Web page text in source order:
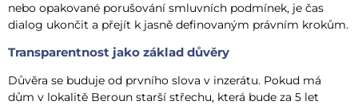
nebo opakované porušování smluvních podmínek, je čas
dialog ukončit a přejít k jasně definovaným právním krokům.
Transparentnost jako základ důvěry
Důvěra se buduje od prvního slova v inzerátu. Pokud má
dům v lokalitě Beroun starší střechu, která bude za 5 let